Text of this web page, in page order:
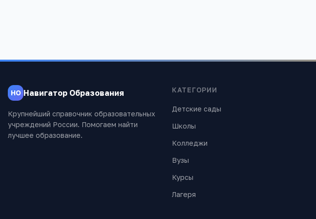
НО Навигатор Образования
Крупнейший справочник образовательных
учреждений России. Помогаем найти
лучшее образование.
КАТЕГОРИИ
Детские сады
Школы
Колледжи
Вузы
Курсы
Лагеря